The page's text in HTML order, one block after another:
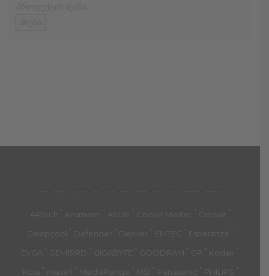
მთავარი კალათა
A4Tech ' Ansmann ' ASUS ' Cooler Master ' Corsair '
Deepcool ' Defender ' Denver ' EMTEC ' Esperanza '
EVGA ' GEMBIRD ' GIGABYTE ' GOODRAM ' GP ' Kodak '
Koss ' maxell ' MediaRange ' MSI ' Panasonic ' PHILIPS '